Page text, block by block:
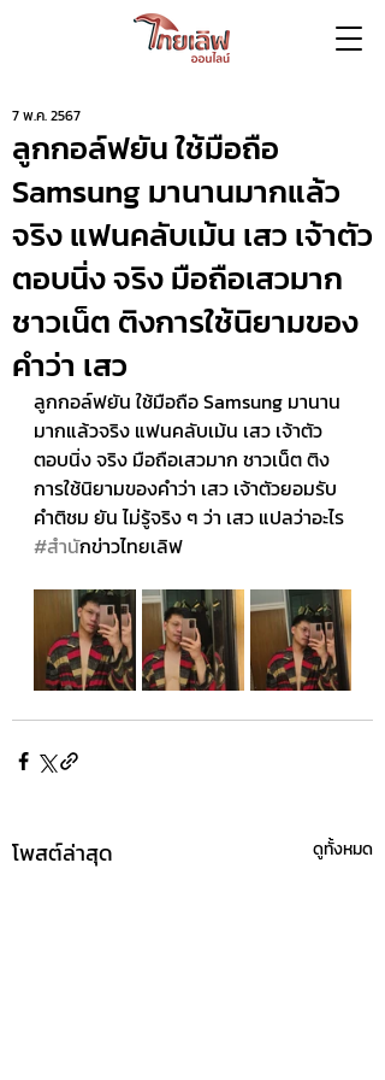
ลูกกอล์ฟยัน ใช้มือถือ
Samsung มานานมากแล้ว
จริง แฟนคลับเม้น เสว เจ้าตัว
ตอบนิ่ง จริง มือถือเสวมาก
ชาวเน็ต ติงการใช้นิยามของ
คำว่า เสว
7 พ.ค. 2567
ลูกกอล์ฟยัน ใช้มือถือ Samsung มานาน
มากแล้วจริง แฟนคลับเม้น เสว เจ้าตัว
ตอบนิ่ง จริง มือถือเสวมาก ชาวเน็ต ติง
การใช้นิยามของคำว่า เสว เจ้าตัวยอมรับ
คำติชม ยัน ไม่รู้จริง ๆ ว่า เสว แปลว่าอะไร
#สำนักข่าวไทยเลิฟ
โพสต์ล่าสุด ดูทั้งหมด